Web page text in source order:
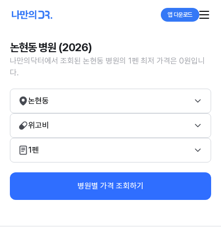
앱 다운로드
논현동 병원 (2026)
나만의닥터에서 조회된 논현동 병원의 1펜 최저 가격은 0원입니
다.
논현동
위고비
1펜
병원별 가격 조회하기